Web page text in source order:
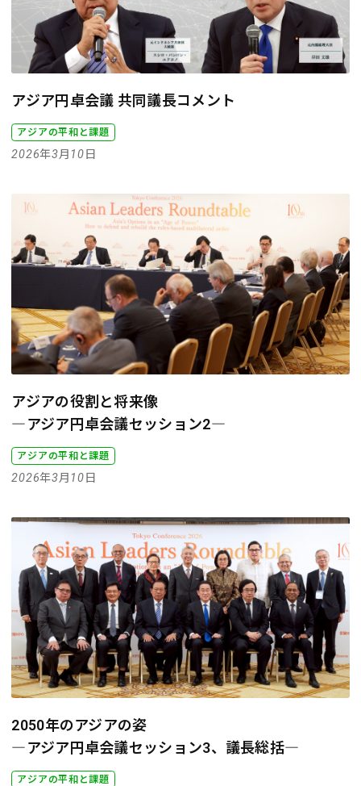
アジア円卓会議 共同議長コメント
アジアの平和と課題
2026年3月10日
アジアの役割と将来像
―アジア円卓会議セッション2―
アジアの平和と課題
2026年3月10日
2050年のアジアの姿
―アジア円卓会議セッション3、議長総括―
アジアの平和と課題